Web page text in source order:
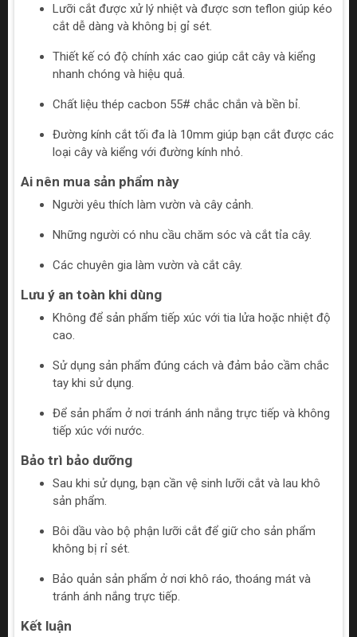
Lưỡi cắt được xử lý nhiệt và được sơn teflon giúp kéo
cắt dễ dàng và không bị gỉ sét.
Thiết kế có độ chính xác cao giúp cắt cây và kiểng
nhanh chóng và hiệu quả.
Chất liệu thép cacbon 55# chắc chắn và bền bỉ.
Đường kính cắt tối đa là 10mm giúp bạn cắt được các
loại cây và kiểng với đường kính nhỏ.
Ai nên mua sản phẩm này
Người yêu thích làm vườn và cây cảnh.
Những người có nhu cầu chăm sóc và cắt tỉa cây.
Các chuyên gia làm vườn và cắt cây.
Lưu ý an toàn khi dùng
Không để sản phẩm tiếp xúc với tia lửa hoặc nhiệt độ
cao.
Sử dụng sản phẩm đúng cách và đảm bảo cầm chắc
tay khi sử dụng.
Để sản phẩm ở nơi tránh ánh nắng trực tiếp và không
tiếp xúc với nước.
Bảo trì bảo dưỡng
Sau khi sử dụng, bạn cần vệ sinh lưỡi cắt và lau khô
sản phẩm.
Bôi dầu vào bộ phận lưỡi cắt để giữ cho sản phẩm
không bị rỉ sét.
Bảo quản sản phẩm ở nơi khô ráo, thoáng mát và
tránh ánh nắng trực tiếp.
Kết luận